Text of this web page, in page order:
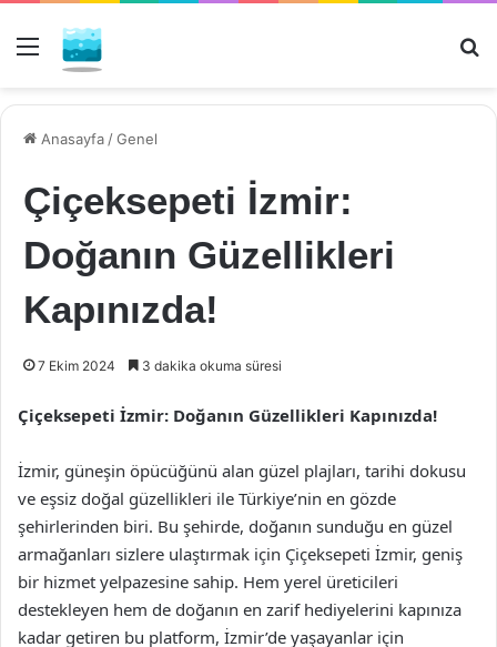
Menü
Anasayfa /Genel
Çiçeksepeti İzmir:
Doğanın Güzellikleri
Kapınızda!
7 Ekim 2024 3 dakika okuma süresi
Çiçeksepeti İzmir: Doğanın Güzellikleri Kapınızda!
İzmir, güneşin öpücüğünü alan güzel plajları, tarihi dokusu
ve eşsiz doğal güzellikleri ile Türkiye’nin en gözde
şehirlerinden biri. Bu şehirde, doğanın sunduğu en güzel
armağanları sizlere ulaştırmak için Çiçeksepeti İzmir, geniş
bir hizmet yelpazesine sahip. Hem yerel üreticileri
destekleyen hem de doğanın en zarif hediyelerini kapınıza
kadar getiren bu platform, İzmir’de yaşayanlar için